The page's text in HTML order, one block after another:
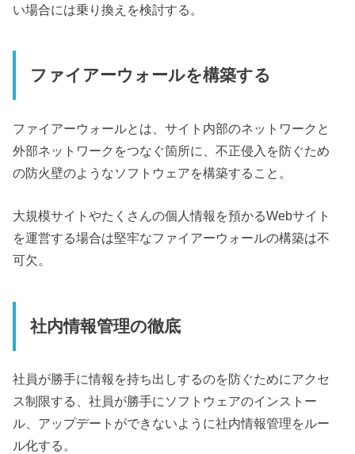
い場合には乗り換えを検討する。
ファイアーウォールを構築する
ファイアーウォールとは、サイト内部のネットワークと
外部ネットワークをつなぐ箇所に、不正侵入を防ぐため
の防火壁のようなソフトウェアを構築すること。
大規模サイトやたくさんの個人情報を預かるWebサイト
を運営する場合は堅牢なファイアーウォールの構築は不
可欠。
社内情報管理の徹底
社員が勝手に情報を持ち出しするのを防ぐためにアクセ
ス制限する、社員が勝手にソフトウェアのインストー
ル、アップデートができないように社内情報管理をルー
ル化する。